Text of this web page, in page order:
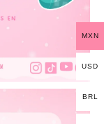
MXN
USD
BRL